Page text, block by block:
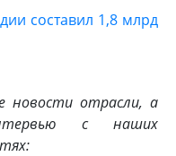
составил 1,8 млрд
новости отрасли, а
с наших